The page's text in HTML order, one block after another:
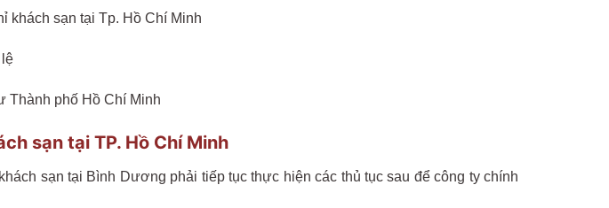
khách sạn tại Tp. Hồ Chí Minh
Thành phố Hồ Chí Minh
sạn tại TP. Hồ Chí Minh
sạn tại Bình Dương phải tiếp tục thực hiện các thủ tục sau để công ty chính